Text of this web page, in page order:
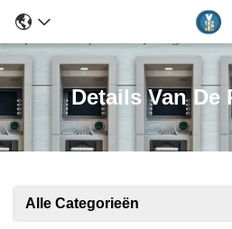
Details Van De
Alle Categorieën